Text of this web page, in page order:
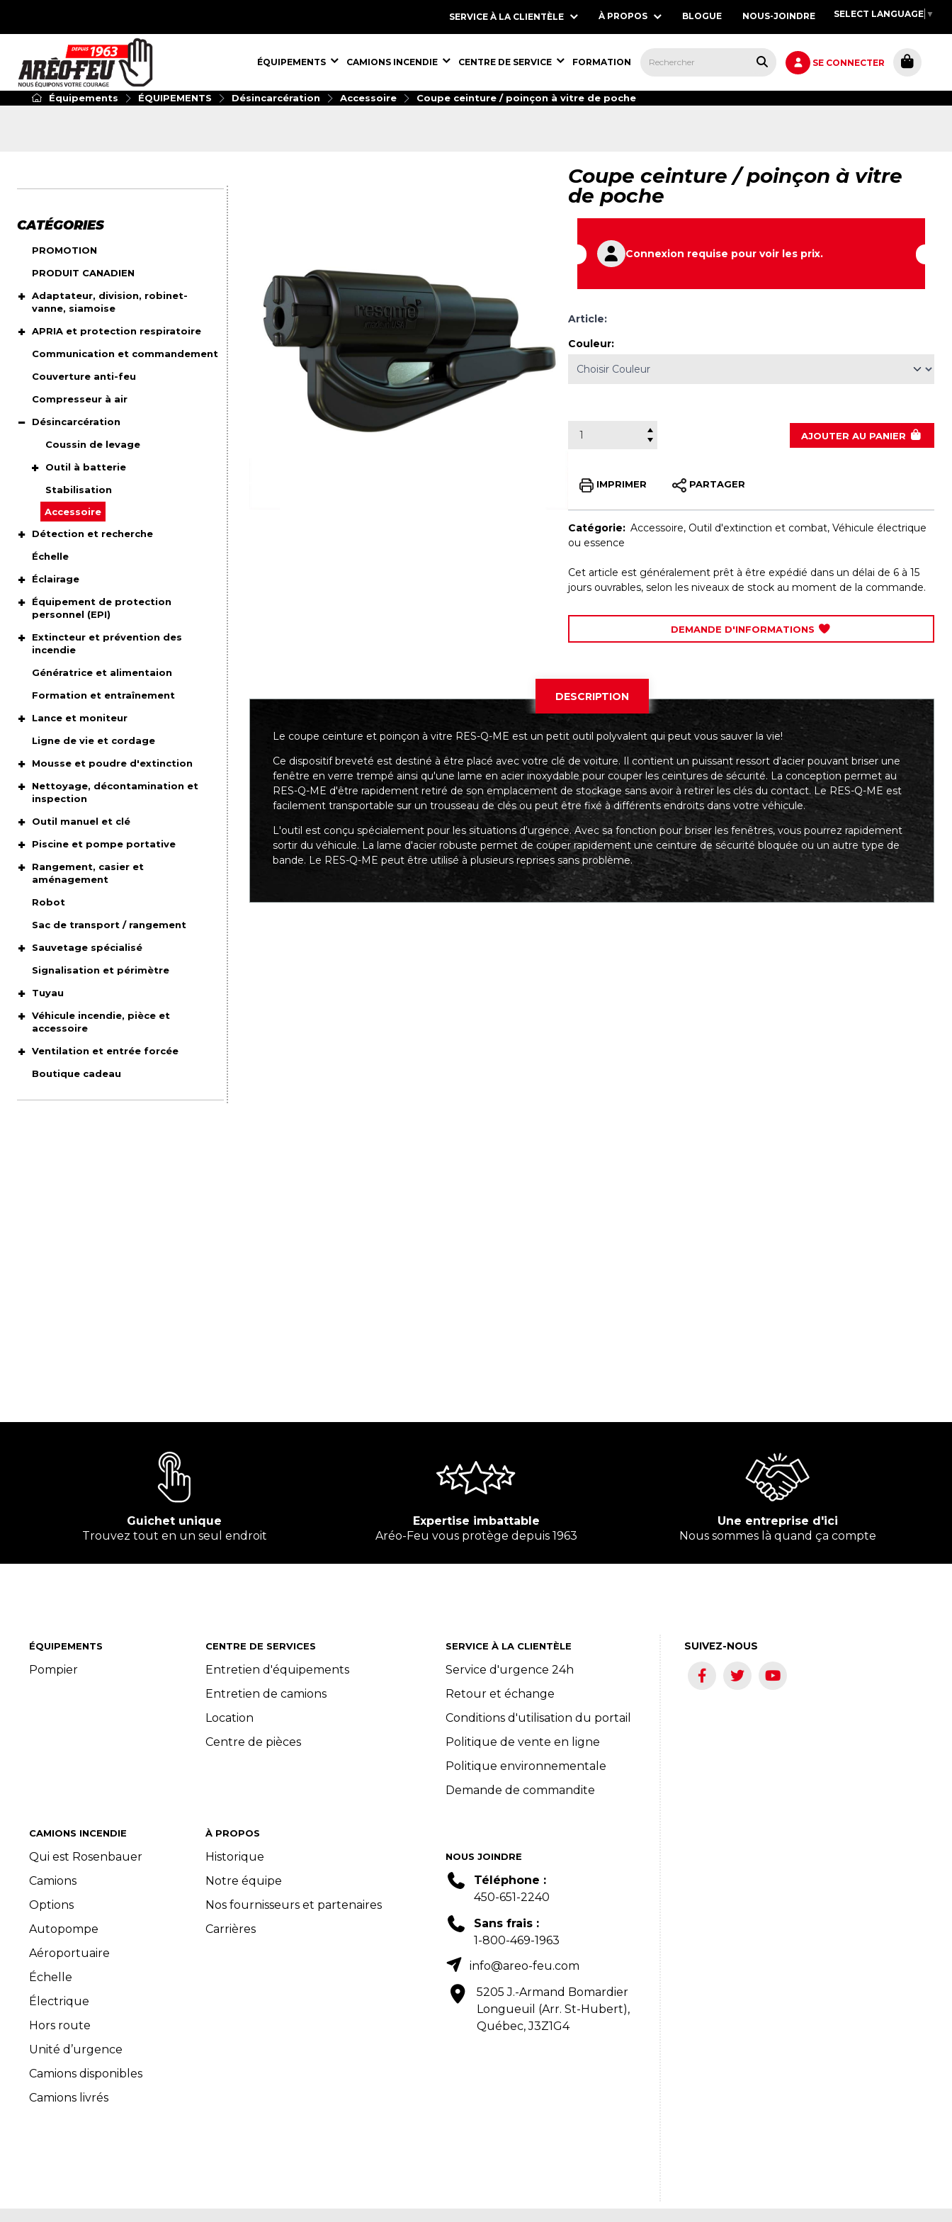
SERVICE À LA CLIENTÈLE À PROPOS BLOGUE NOUS-JOINDRE SELECT LANGUAGE ▼
SE CONNECTER
ÉQUIPEMENTS,
ÉQUIPEMENTS ÉQUIPEMENTS,
CAMIONS INCENDIE ÉQUIPEMENTS,
CENTRE DE SERVICE ÉQUIPEMENTS,
FORMATION
Équipements ÉQUIPEMENTS Désincarcération Accessoire Coupe ceinture / poinçon à vitre de poche
CATÉGORIES
PROMOTION
PRODUIT CANADIEN
Adaptateur, division, robinet-
vanne, siamoise
APRIA et protection respiratoire
Communication et commandement
Couverture anti-feu
Compresseur à air
Désincarcération
Coussin de levage
Outil à batterie
Stabilisation
Accessoire
Détection et recherche
Échelle
Éclairage
Équipement de protection
personnel (EPI)
Extincteur et prévention des
incendie
Génératrice et alimentaion
Formation et entraînement
Lance et moniteur
Ligne de vie et cordage
Mousse et poudre d'extinction
Nettoyage, décontamination et
inspection
Outil manuel et clé
Piscine et pompe portative
Rangement, casier et
aménagement
Robot
Sac de transport / rangement
Sauvetage spécialisé
Signalisation et périmètre
Tuyau
Véhicule incendie, pièce et
accessoire
Ventilation et entrée forcée
Boutique cadeau
Coupe ceinture / poinçon à vitre
de poche
Connexion requise pour voir les prix.
Article:
Couleur:
AJOUTERAU PANIER
IMPRIMER PARTAGER
Catégorie:Accessoire, Outil d'extinction et combat,Véhicule électrique
ou essence
Cet article est généralement prêt à être expédié dans un délai de 6 à 15
jours ouvrables, selon les niveaux de stock au moment de la commande.
DEMANDE D'INFORMATIONS
DESCRIPTION
Le coupe ceinture et poinçon à vitre RES-Q-ME est un petit outil polyvalent qui peut vous sauver la vie!
Ce dispositif breveté est destiné à être placé avec votre clé de voiture. Il contient un puissant ressort d'acier pouvant briser une
fenêtre en verre trempé ainsi qu'une lame en acier inoxydable pour couper les ceintures de sécurité. La conception permet au
RES-Q-ME d'être rapidement retiré de son emplacement de stockage sans avoir à retirer les clés du contact. Le RES-Q-ME est
facilement transportable sur un trousseau de clés ou peut être fixé à différents endroits dans votre véhicule.
L'outil est conçu spécialement pour les situations d'urgence. Avec sa fonction pour briser les fenêtres, vous pourrez rapidement
sortir du véhicule. La lame d'acier robuste permet de couper rapidement une ceinture de sécurité bloquée ou un autre type de
bande. Le RES-Q-ME peut être utilisé à plusieurs reprises sans problème.
Guichet unique
Trouvez tout en un seul endroit
Expertise imbattable
Aréo-Feu vous protège depuis 1963
Une entreprise d'ici
Nous sommes là quand ça compte
ÉQUIPEMENTS
Pompier
CAMIONS INCENDIE
Qui est Rosenbauer
Camions
Options
Autopompe
Aéroportuaire
Échelle
Électrique
Hors route
Unité d’urgence
Camions disponibles
Camions livrés
CENTRE DE SERVICES
Entretien d'équipements
Entretien de camions
Location
Centre de pièces
À PROPOS
Historique
Notre équipe
Nos fournisseurs et partenaires
Carrières
SERVICE À LA CLIENTÈLE
Service d'urgence 24h
Retour et échange
Conditions d'utilisation du portail
Politique de vente en ligne
Politique environnementale
Demande de commandite
NOUS JOINDRE
Téléphone :
450-651-2240
Sans frais :
1-800-469-1963
info@areo-feu.com
5205 J.-Armand Bomardier
Longueuil (Arr. St-Hubert),
Québec, J3Z1G4
SUIVEZ-NOUS